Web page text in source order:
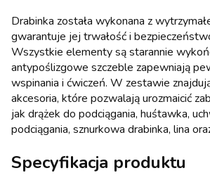
Drabinka została wykonana z
gwarantuje jej trwałość i
Wszystkie elementy są starannie
antypoślizgowe szczeble zapewniają
wspinania i ćwiczeń. W zestawie
akcesoria, które pozwalają urozmaicić
jak drążek do podciągania, huśtawka,
podciągania, sznurkowa drabinka, lina
Specyfikacja produktu